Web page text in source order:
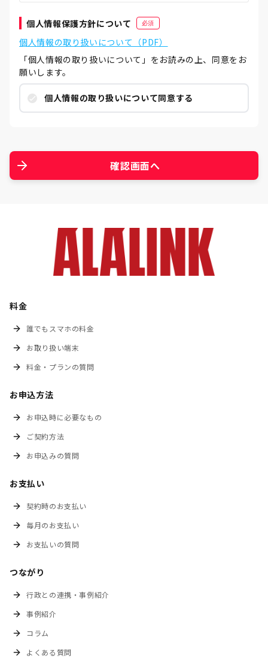
個人情報保護方針について 必須
個人情報の取り扱いについて（PDF）
「個人情報の取り扱いについて」をお読みの上、同意をお
願いします。
個人情報の取り扱いについて同意する
確認画面へ
料金
誰でもスマホの料金
お取り扱い端末
料金・プランの質問
お申込方法
お申込時に必要なもの
ご契約方法
お申込みの質問
お支払い
契約時のお支払い
毎月のお支払い
お支払いの質問
つながり
行政との連携・事例紹介
事例紹介
コラム
よくある質問